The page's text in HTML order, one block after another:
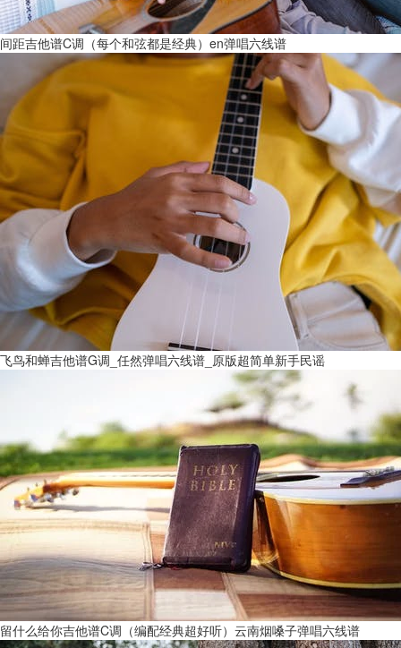
间距吉他谱C调（每个和弦都是经典）en弹唱六线谱
飞鸟和蝉吉他谱G调_任然弹唱六线谱_原版超简单新手民谣
留什么给你吉他谱C调（编配经典超好听）云南烟嗓子弹唱六线谱